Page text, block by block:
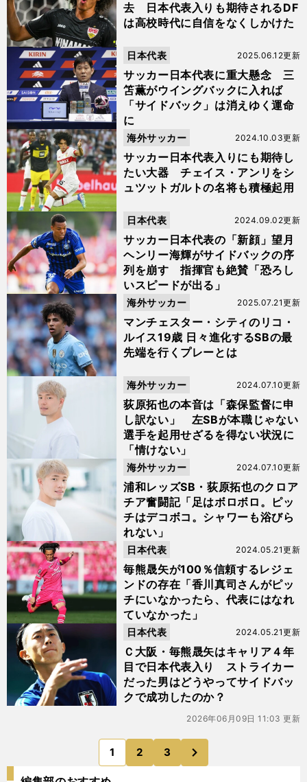
去 日本代表入りも期待されるDF
は高校時代に自信をなくしかけた
サッカー日本代表に重大懸念 三
笘薫がウイングバックに入れば
「サイドバック」は消えゆく運命
に
2025.06.12更新
日本代表
サッカー日本代表入りにも期待し
たい大器 チェイス・アンリをシ
ュツットガルトの名将も積極起用
2024.10.03更新
海外サッカー
サッカー日本代表の「新顔」望月
ヘンリー海輝がサイドバックの序
列を崩す 指揮官も絶賛「恐ろし
いスピードが出る」
2024.09.02更新
日本代表
マンチェスター・シティのリコ・
ルイス19歳 日々進化するSBの最
先端を行くプレーとは
2025.07.21更新
海外サッカー
荻原拓也の本音は「森保監督に申
し訳ない」 左SBが本職じゃない
選手を起用せざるを得ない状況に
「情けない」
2024.07.10更新
海外サッカー
浦和レッズSB・荻原拓也のクロア
チア奮闘記「足はボロボロ。ピッ
チはデコボコ。シャワーも浴びら
れない」
2024.07.10更新
海外サッカー
毎熊晟矢が100％信頼するレジェ
ンドの存在「香川真司さんがピッ
チにいなかったら、代表にはなれ
ていなかった」
2024.05.21更新
日本代表
Ｃ大阪・毎熊晟矢はキャリア４年
目で日本代表入り ストライカー
だった男はどうやってサイドバッ
クで成功したのか？
2024.05.21更新
日本代表
2026年06月09日 11:03 更新
1 2 3